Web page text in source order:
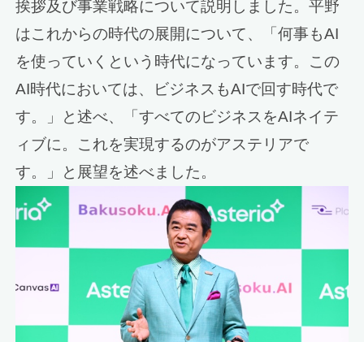
挨拶及び事業戦略について説明しました。平野
はこれからの時代の展開について、「何事もAI
を使っていくという時代になっています。この
AI時代においては、ビジネスもAIで回す時代で
す。」と述べ、「すべてのビジネスをAIネイテ
ィブに。これを実現するのがアステリアで
す。」と展望を述べました。